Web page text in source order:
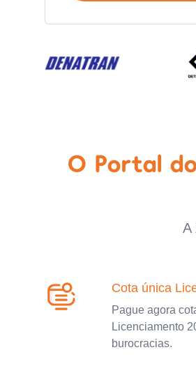
O Portal
A
Cota única
Pague agora
Licenciamento
burocracias.